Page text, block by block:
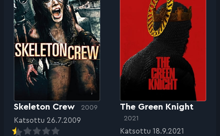
Skeleton Crew 2009
Katsottu 26.7.2009
The Green Knight
2021
Katsottu 18.9.2021